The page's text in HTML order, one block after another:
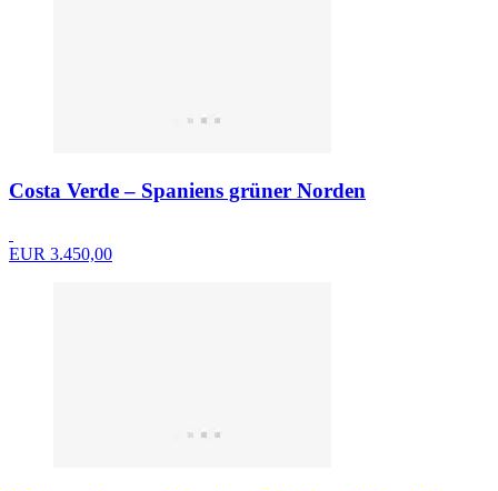
Costa Verde – Spaniens grüner Norden
EUR 3.450,00